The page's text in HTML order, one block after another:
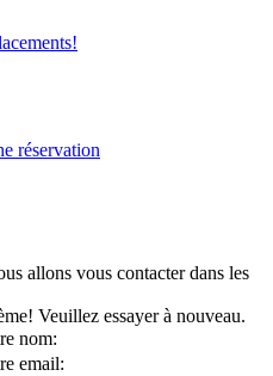
réservation
allons vous contacter dans les
Veuillez essayer à nouveau.
nom:
email: